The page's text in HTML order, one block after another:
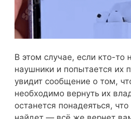
В этом случае, если кто-то
наушники и попытается их
увидит сообщение о том,
необходимо вернуть их
останется понадеяться, что